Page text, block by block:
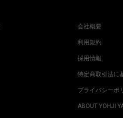
会社概要
利用規約
採用情報
特定商取引法に
プライバシーポ
ABOUT YOHJI